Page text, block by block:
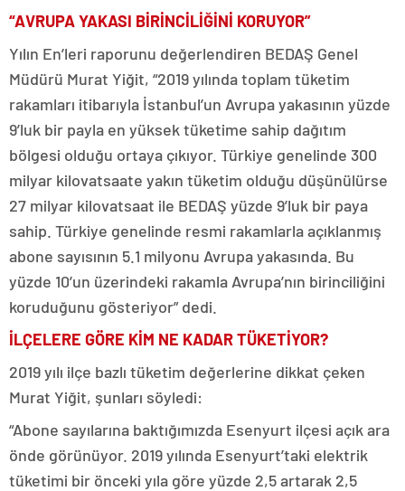
“AVRUPA YAKASI BİRİNCİLİĞİNİ KORUYOR”
Yılın En’leri raporunu değerlendiren BEDAŞ Genel
Müdürü Murat Yiğit, “2019 yılında toplam tüketim
rakamları itibarıyla İstanbul’un Avrupa yakasının yüzde
9’luk bir payla en yüksek tüketime sahip dağıtım
bölgesi olduğu ortaya çıkıyor. Türkiye genelinde 300
milyar kilovatsaate yakın tüketim olduğu düşünülürse
27 milyar kilovatsaat ile BEDAŞ yüzde 9’luk bir paya
sahip. Türkiye genelinde resmi rakamlarla açıklanmış
abone sayısının 5.1 milyonu Avrupa yakasında. Bu
yüzde 10’un üzerindeki rakamla Avrupa’nın birinciliğini
koruduğunu gösteriyor” dedi.
İLÇELERE GÖRE KİM NE KADAR TÜKETİYOR?
2019 yılı ilçe bazlı tüketim değerlerine dikkat çeken
Murat Yiğit, şunları söyledi:
“Abone sayılarına baktığımızda Esenyurt ilçesi açık ara
önde görünüyor. 2019 yılında Esenyurt’taki elektrik
tüketimi bir önceki yıla göre yüzde 2,5 artarak 2,5